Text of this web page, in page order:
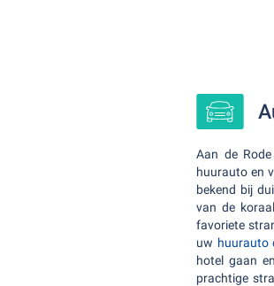
Aan de
huurauto en
bekend bij
van de
favoriete
uw huurauto
hotel gaan
prachtige